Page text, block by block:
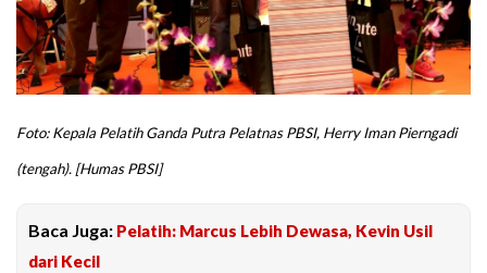
Foto: Kepala Pelatih Ganda Putra Pelatnas PBSI, Herry Iman Pierngadi
(tengah). [Humas PBSI]
Baca Juga: Pelatih: Marcus Lebih Dewasa, Kevin Usil
dari Kecil